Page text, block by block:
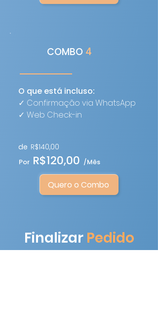
COMBO 4
O que está incluso:
✓ Confirmação via WhatsApp
​✓ Web Check-in
de R$140,00
Por R$120,00 /Mês
Quero o Combo
Finalizar Pedido